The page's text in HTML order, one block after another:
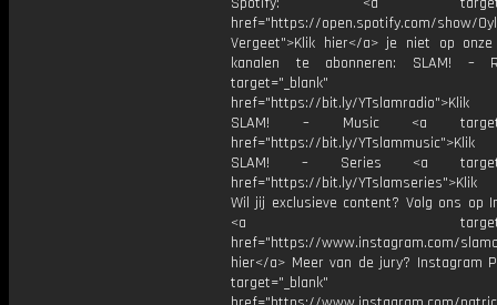
href="https://open.spotify.com/show/
Vergeet">Klik hier</a> je niet op onze
kanalen te abonneren: SLAM! –
target="_blank"
href="https://bit.ly/
SLAM! – Music <a
href="https://bit.ly/
SLAM! – Series <a
href="https://bit.ly/
Wil jij exclusieve content? Volg ons op
<a
href="https://www.instagram.com/
hier</a> Meer van de jury? Instagram
target="_blank"